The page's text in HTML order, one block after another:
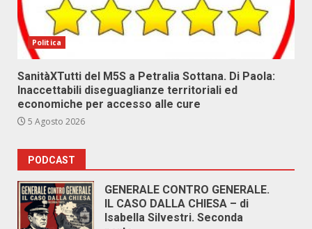
Politica
SanitàXTutti del M5S a Petralia Sottana. Di Paola:
Inaccettabili diseguaglianze territoriali ed
economiche per accesso alle cure
5 Agosto 2026
PODCAST
GENERALE CONTRO GENERALE.
IL CASO DALLA CHIESA – di
Isabella Silvestri. Seconda